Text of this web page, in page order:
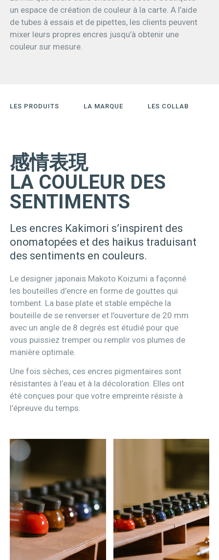
un espace de création de couleur à la carte. A l’aide
de tubes à essais et de pipettes, les clients peuvent
mixer leurs propres encres jusqu’à obtenir une
couleur sur mesure.
LES PRODUITS LA MARQUE LES COLLAB
感情表現
LA COULEUR DES
SENTIMENTS
Les encres Kakimori s’inspirent des
onomatopées et des haikus traduisant
des sentiments en couleurs.
Le designer japonais Makoto Koizumi a façonné
les bouteilles d’encre en forme de gouttes qui
tombent. La base plate et stable empêche la
bouteille de se renverser et l’ouverture de 20 mm
avec un angle de 8 degrés est étudié pour que
vous puissiez tremper ou remplir vos plumes de
manière optimale.
Une fois sèches, ces encres pigmentaires sont
résistantes à l’eau et à la décoloration. Elles ont
été conçues pour que votre empreinte résiste à
l’épreuve du temps.